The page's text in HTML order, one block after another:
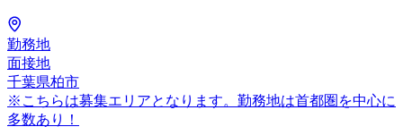
勤務地
面接地
千葉県柏市
※こちらは募集エリアとなります。勤務地は首都圏を中心に
多数あり！